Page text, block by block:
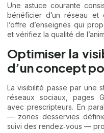
Une astuce courante
bénéficier d’un réseau et
l’offre d’enseignes qui
et vérifiez la qualité de
Optimiser la
d’un concept
La visibilité passe par une
réseaux sociaux, pages
avec prescripteurs. En
— zones desservies
suivi des rendez‑vous —